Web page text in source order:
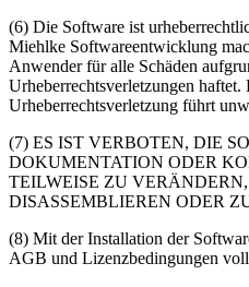
(6) Die Software ist
Miehlke Softwareentwicklung
Anwender für alle Schäden
Urheberrechtsverletzungen haftet.
Urheberrechtsverletzung führt
(7) ES IST VERBOTEN, DIE
DOKUMENTATION ODER
TEILWEISE ZU
DISASSEMBLIEREN ODER
(8) Mit der Installation der
AGB und Lizenzbedingungen